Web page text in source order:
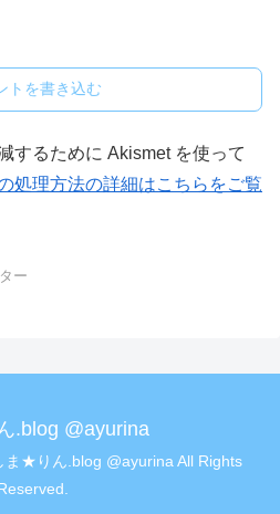
トを書き込む
するために Akismet を使って
処理方法の詳細はこちらをご覧
ー
.blog @ayurina
★りん.blog @ayurina All Rights